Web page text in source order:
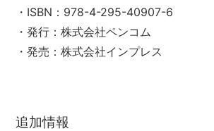
・ISBN：978-4-295-40907-6
・発行：株式会社ペンコム
・発売：株式会社インプレス
追加情報